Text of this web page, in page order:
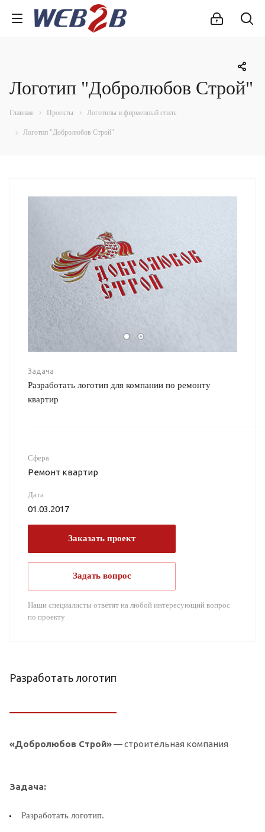
Логотип "Добролюбов Строй"
Главная Проекты Логотипы и фирменный стиль
Логотип "Добролюбов Строй"
Задача
Разработать логотип для компании по ремонту
квартир
Сфера
Ремонт квартир
Дата
01.03.2017
Заказать проект
Задать вопрос
Наши специалисты ответят на любой интересующий вопрос
по проекту
Разработать логотип
«Добролюбов Строй»— строительная компания
Задача:
Разработать логотип.